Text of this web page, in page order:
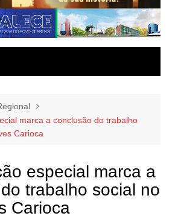
marca a conclusão do trabalho
Carioca
especial marca a
trabalho social no
Carioca